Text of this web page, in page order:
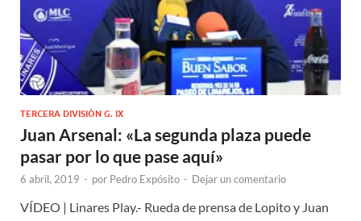
TERCERA DIVISIÓN G. IX
Juan Arsenal: «La segunda plaza puede
pasar por lo que pase aquí»
6 abril, 2019 - por Pedro Expósito - Dejar un comentario
VÍDEO | Linares Play.- Rueda de prensa de Lopito y Juan